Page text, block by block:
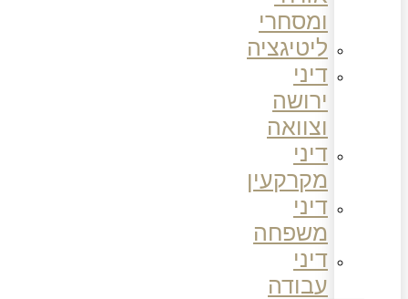
ומסחרי
ליטיגציה
דיני
ירושה
וצוואה
דיני
מקרקעין
דיני
משפחה
דיני
עבודה